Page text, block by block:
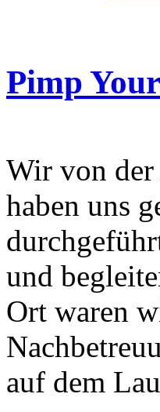
Pimp
Wir von
haben uns
und
Ort waren
auf dem